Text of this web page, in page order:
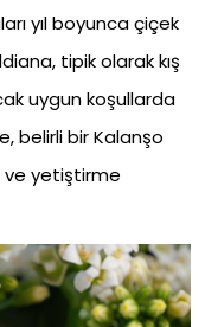
yıl boyunca çiçek
tipik olarak kış
uygun koşullarda
belirli bir Kalanşo
ve yetiştirme